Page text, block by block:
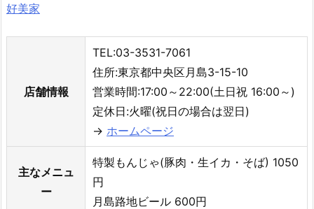
好美家
店舗情報
TEL:03-3531-7061
住所:東京都中央区月島3-15-10
営業時間:17:00～22:00(土日祝 16:00～)
定休日:火曜(祝日の場合は翌日)
→ ホームページ
主なメニュ
ー
特製もんじゃ(豚肉・生イカ・そば) 1050
円
月島路地ビール 600円